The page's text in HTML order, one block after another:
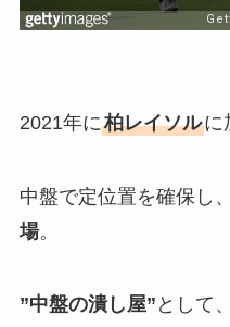
2021年に柏レイソルに
中盤で定位置を確保し、
場。
”中盤の潰し屋” として、